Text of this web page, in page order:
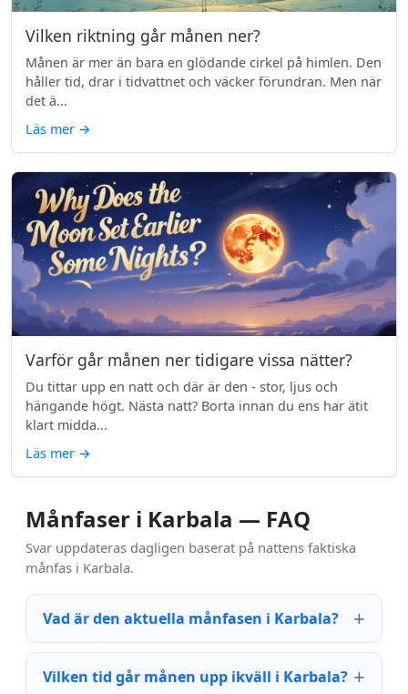
Vilken riktning går månen ner?
Månen är mer än bara en glödande cirkel på himlen. Den
håller tid, drar i tidvattnet och väcker förundran. Men när
det ä...
Läs mer →
Varför går månen ner tidigare vissa nätter?
Du tittar upp en natt och där är den - stor, ljus och
hängande högt. Nästa natt? Borta innan du ens har ätit
klart midda...
Läs mer →
Månfaser i Karbala — FAQ
Svar uppdateras dagligen baserat på nattens faktiska
månfas i Karbala.
Vad är den aktuella månfasen i Karbala?
Vilken tid går månen upp ikväll i Karbala?